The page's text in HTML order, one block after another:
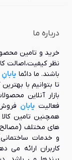
درباره ما
خرید و تامین
نظر کیفیت،اصالت
باشند. ما دائما یابانِ
تا بتوانیم با
فعالیتیابان
همچنین تامین
های مختلف (مصالح
و خدمات
کاربران ارائه می